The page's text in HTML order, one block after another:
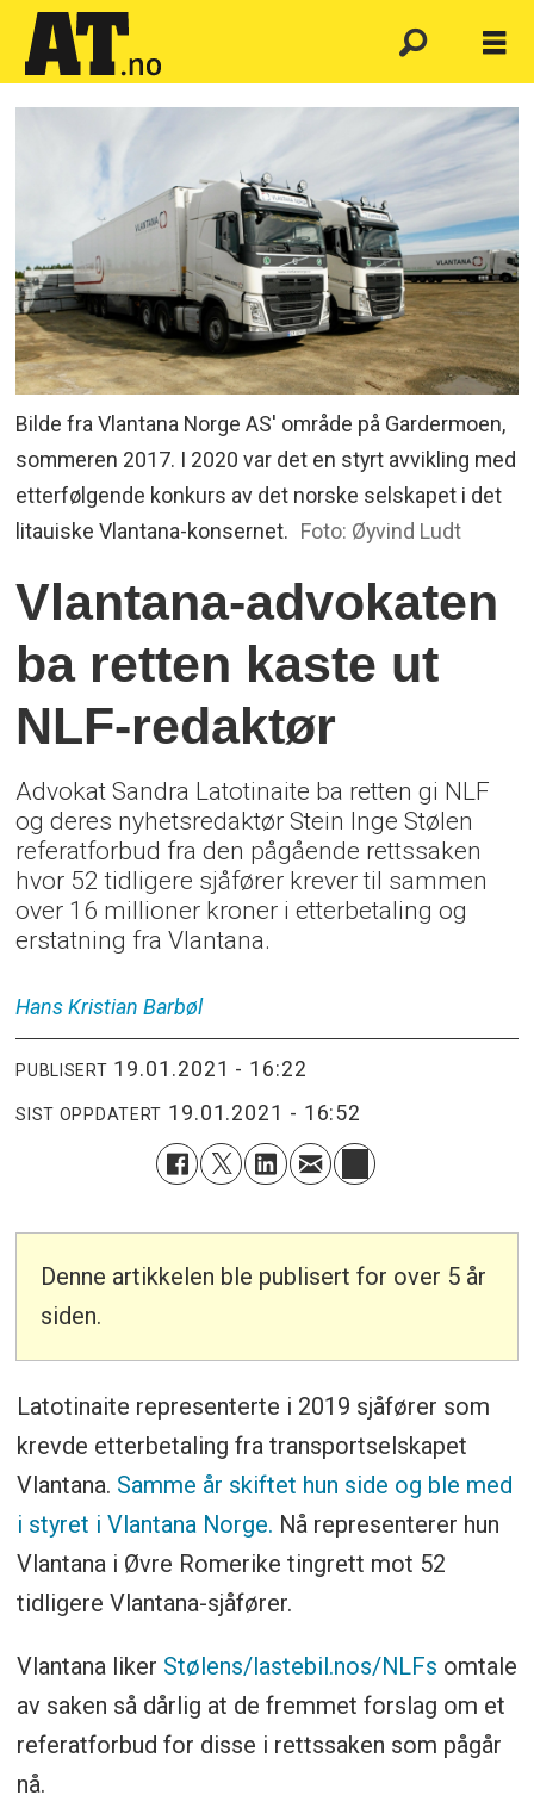
Bilde fra Vlantana Norge AS' område på Gardermoen,
sommeren 2017. I 2020 var det en styrt avvikling med
etterfølgende konkurs av det norske selskapet i det
litauiske Vlantana-konsernet. Foto: Øyvind Ludt
Vlantana-advokaten
ba retten kaste ut
NLF-redaktør
Advokat Sandra Latotinaite ba retten gi NLF
og deres nyhetsredaktør Stein Inge Stølen
referatforbud fra den pågående rettssaken
hvor 52 tidligere sjåfører krever til sammen
over 16 millioner kroner i etterbetaling og
erstatning fra Vlantana.
Hans Kristian Barbøl
PUBLISERT 19.01.2021 - 16:22
SIST OPPDATERT 19.01.2021 - 16:52
Denne artikkelen ble publisert for over 5 år
siden.
Latotinaite representerte i 2019 sjåfører som
krevde etterbetaling fra transportselskapet
Vlantana. Samme år skiftet hun side og ble med
i styret i Vlantana Norge. Nå representerer hun
Vlantana i Øvre Romerike tingrett mot 52
tidligere Vlantana-sjåfører.
Vlantana liker Stølens/lastebil.nos/NLFs omtale
av saken så dårlig at de fremmet forslag om et
referatforbud for disse i rettssaken som pågår
nå.